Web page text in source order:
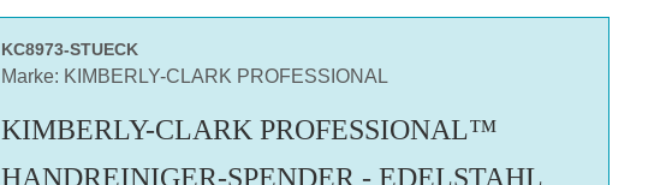
KC8973-STUECK
Marke: KIMBERLY-CLARK PROFESSIONAL
KIMBERLY-CLARK PROFESSIONAL™
HANDREINIGER-SPENDER - EDELSTAHL